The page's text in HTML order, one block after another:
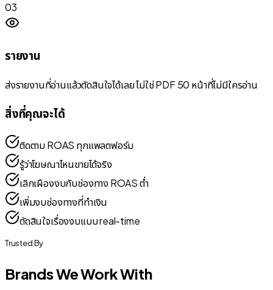
03
รายงาน
ส่งรายงานที่อ่านแล้วตัดสินใจได้เลย ไม่ใช่ PDF 50 หน้าที่ไม่มีใครอ่าน
สิ่งที่คุณจะได้
ติดตาม ROAS ทุกแพลตฟอร์ม
รู้ว่าโฆษณาไหนขายได้จริง
เลิกเผืองงบกับช่องทาง ROAS ต่ำ
เพิ่มงบช่องทางที่ทำเงิน
ตัดสินใจเรื่องงบแบบ real-time
Trusted By
Brands We Work With